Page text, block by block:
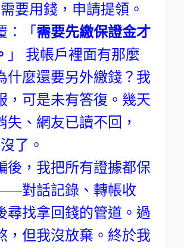
要用錢，申請提領。
：「 需要先繳保證金才
」 我帳戶裡面有那麼
什麼還要另外繳錢？我
，可是未有答復。幾天
失、網友已讀不回，
了。
後，我把所有證據都保
對話記錄、轉帳收
尋找拿回錢的管道。過
，但我沒放棄。終於我